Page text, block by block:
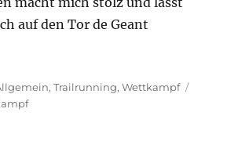
auf den Tor de Geant
,Trailrunning,Wettkampf